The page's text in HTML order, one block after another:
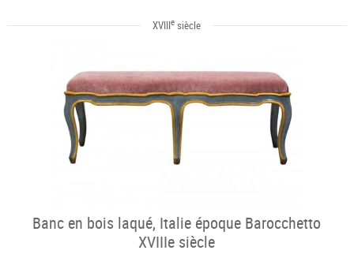
XVIIIe siècle
Banc en bois laqué, Italie époque Barocchetto
XVIIIe siècle